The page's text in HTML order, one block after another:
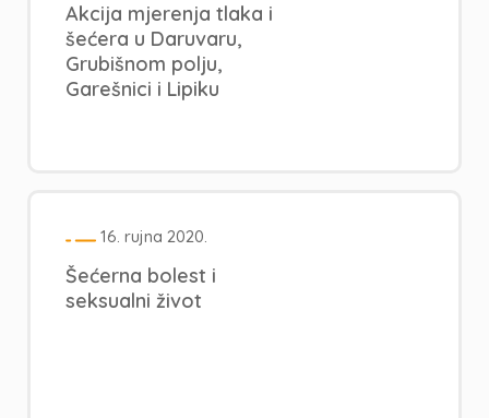
Akcija mjerenja tlaka i
šećera u Daruvaru,
Grubišnom polju,
Garešnici i Lipiku
16. rujna 2020.
Šećerna bolest i
seksualni život